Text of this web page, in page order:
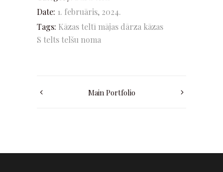
Date: 1. februāris, 2024.
Tags: Kāzas teltī mājas dārza kāzas
S telts telšu noma
Main Portfolio